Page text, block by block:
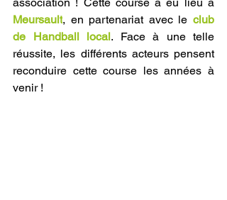
Meursault, en partenariat avec le club
de Handball local. Face à une telle
réussite, les différents acteurs pensent
reconduire cette course les années à
venir !